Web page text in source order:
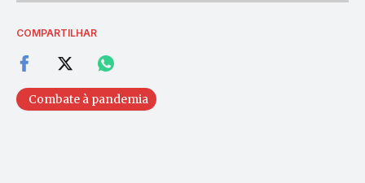
COMPARTILHAR
Combate à pandemia